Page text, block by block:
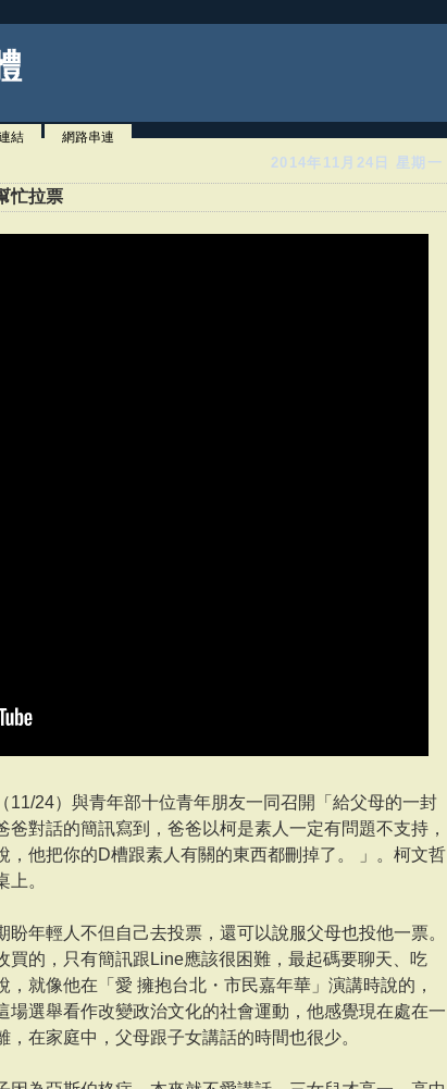
結 網路串連
2014年11月24日 星期一
忙拉票
11/24）與青年部十位青年朋友一同召開「給父母的一封
對話的簡訊寫到，爸爸以柯是素人一定有問題不支持，
，他把你的D槽跟素人有關的東西都刪掉了。 」。柯文哲
。
年輕人不但自己去投票，還可以說服父母也投他一票。
買的，只有簡訊跟Line應該很困難，最起碼要聊天、吃
就像他在「愛 擁抱台北・市民嘉年華」演講時說的，
場選舉看作改變政治文化的社會運動，他感覺現在處在一
在家庭中，父母跟子女講話的時間也很少。